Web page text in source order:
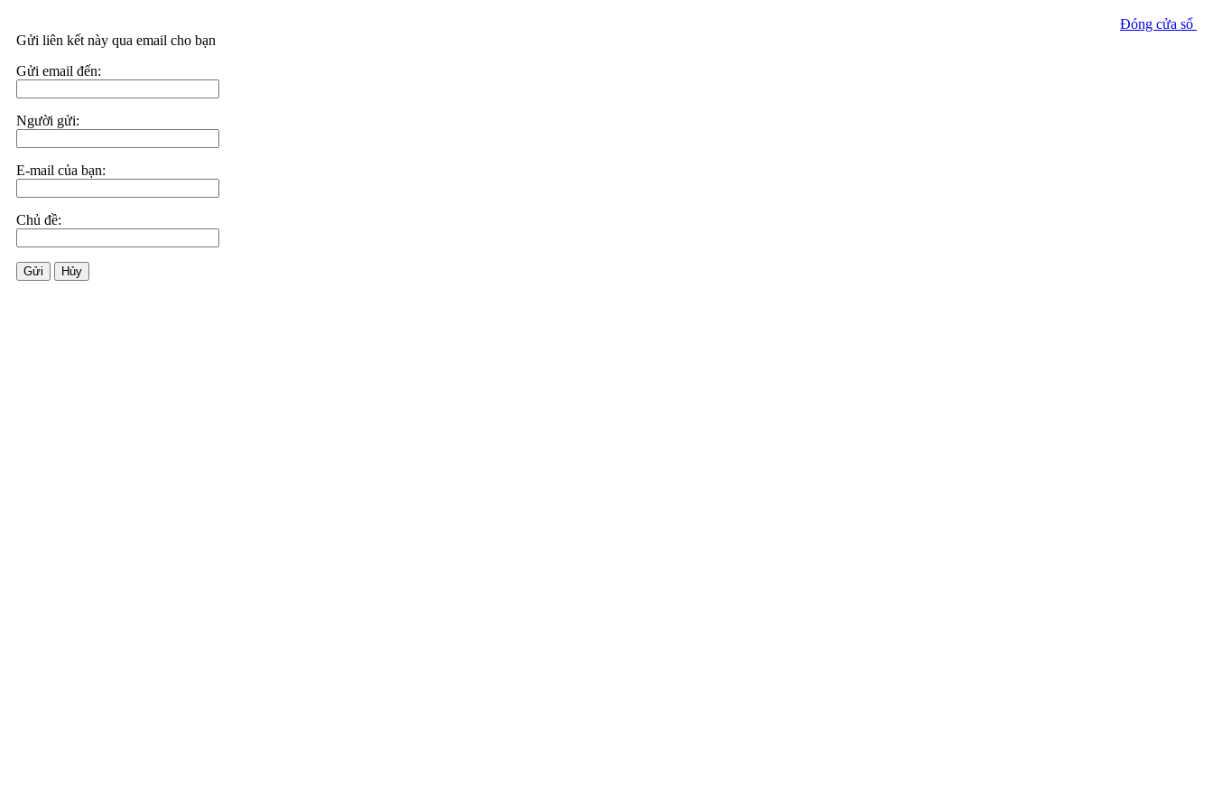
Đóng cửa sổ
Gửi liên kết này qua email cho bạn
Gửi email đến:
Người gửi:
E-mail của bạn:
Chủ đề:
Gửi Hủy